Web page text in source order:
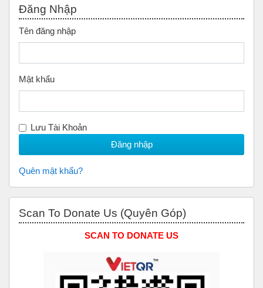
Đăng Nhập
Tên đăng nhập
Mật khẩu
Lưu Tài Khoản
Quên mật khẩu?
Scan To Donate Us (Quyên Góp)
SCAN TO DONATE US